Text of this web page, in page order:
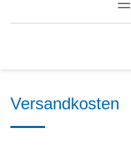
Versandkosten